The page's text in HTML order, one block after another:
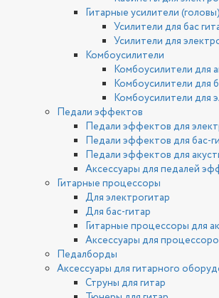
Гитарные усилители (головы)
Усилители для бас
Усилители для
Комбоусилители
Комбоусилители для
Комбоусилители для
Комбоусилители для
Педали эффектов
Педали эффектов для
Педали эффектов для бас-
Педали эффектов для
Аксессуары для педалей
Гитарные процессоры
Для электрогитар
Для бас-гитар
Гитарные процессоры для
Аксессуары для
Педалборды
Аксессуары для гитарного
Струны для гитар